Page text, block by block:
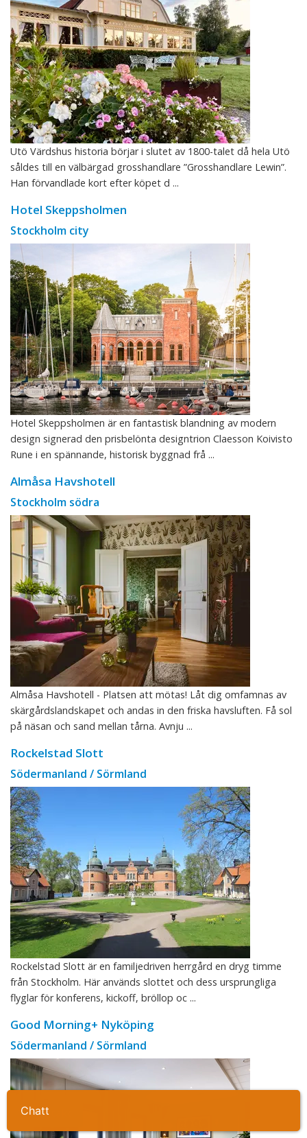
Ta kontakt
Utö Värdshus historia börjar i slutet av 1800-talet då hela Utö
såldes till en välbärgad grosshandlare ”Grosshandlare Lewin”.
Han förvandlade kort efter köpet d ...
Hotel Skeppsholmen
Stockholm city
Hotel Skeppsholmen är en fantastisk blandning av modern
design signerad den prisbelönta designtrion Claesson Koivisto
Rune i en spännande, historisk byggnad frå ...
Almåsa Havshotell
Stockholm södra
Almåsa Havshotell - Platsen att mötas! Låt dig omfamnas av
skärgårdslandskapet och andas in den friska havsluften. Få sol
på näsan och sand mellan tårna. Avnju ...
Rockelstad Slott
Södermanland / Sörmland
Rockelstad Slott är en familjedriven herrgård en dryg timme
från Stockholm. Här används slottet och dess ursprungliga
flyglar för konferens, kickoff, bröllop oc ...
Good Morning+ Nyköping
Södermanland / Sörmland